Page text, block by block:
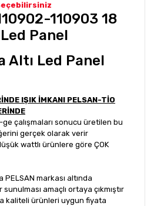
110903 18
Panel
IŞIK İMKANI PELSAN-TİO
çalışmaları sonucu üretilen bu
gerçek olarak verir
wattlı ürünlere göre ÇOK
PELSAN markası altında
amaçlı ortaya çıkmıştır
kaliteli ürünleri uygun fiyata